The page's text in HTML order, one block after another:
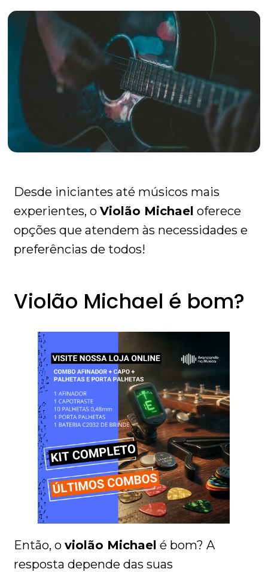
Desde iniciantes até músicos mais
experientes, oViolão Michael oferece
opções que atendem às necessidades e
preferências de todos!
Violão Michael é bom?
Então, oviolão Michael é bom? A
resposta depende das suas